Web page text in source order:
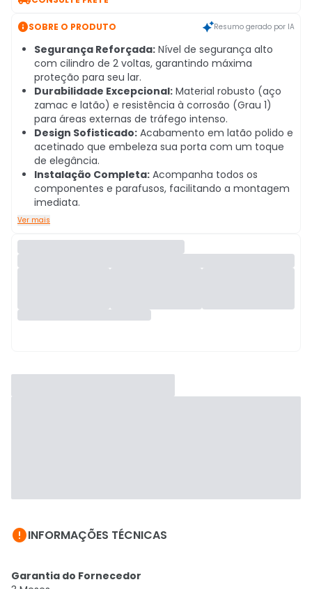
SOBRE O PRODUTO Resumo gerado por IA
Segurança Reforçada: Nível de segurança alto
com cilindro de 2 voltas, garantindo máxima
proteção para seu lar.
Durabilidade Excepcional: Material robusto (aço
zamac e latão) e resistência à corrosão (Grau 1)
para áreas externas de tráfego intenso.
Design Sofisticado: Acabamento em latão polido e
acetinado que embeleza sua porta com um toque
de elegância.
Instalação Completa: Acompanha todos os
componentes e parafusos, facilitando a montagem
imediata.
Ver mais
INFORMAÇÕES TÉCNICAS
Garantia do Fornecedor